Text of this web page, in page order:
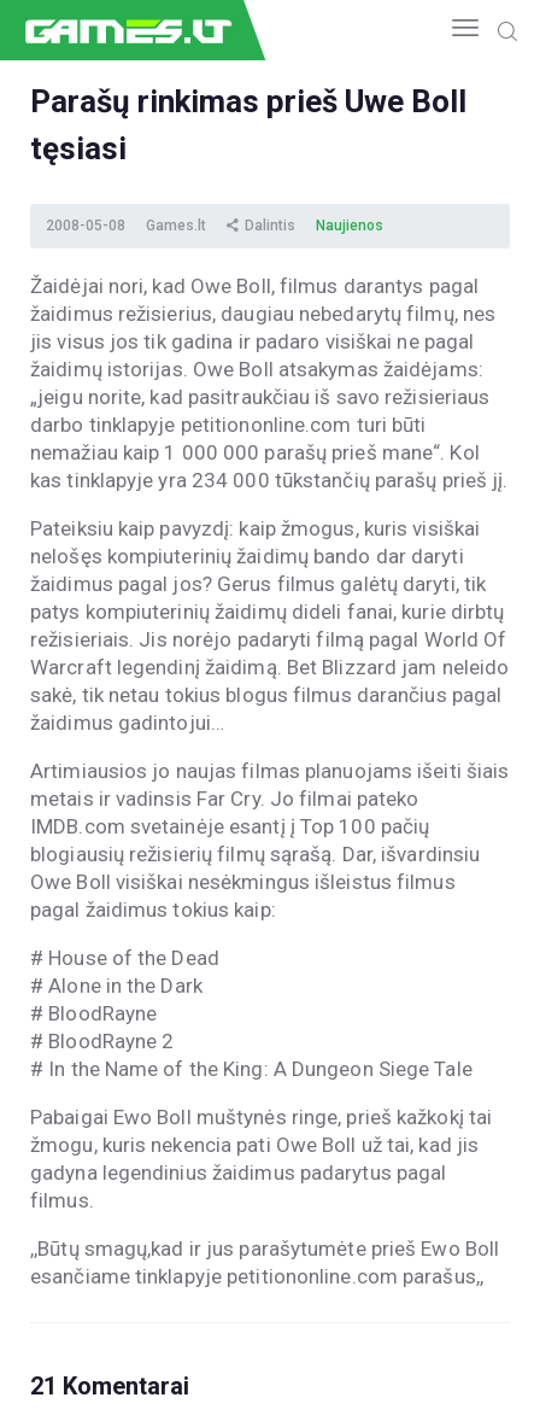
NAUJIENOS
ESPORTAS
VIDEO
APŽVALGOS
ŽAIDIMAI
Parašų rinkimas prieš Uwe Boll
tęsiasi
2008-05-08 Games.lt Dalintis Naujienos
Žaidėjai nori, kad Owe Boll, filmus darantys pagal
žaidimus režisierius, daugiau nebedarytų filmų, nes
jis visus jos tik gadina ir padaro visiškai ne pagal
žaidimų istorijas. Owe Boll atsakymas žaidėjams:
„jeigu norite, kad pasitraukčiau iš savo režisieriaus
darbo tinklapyje petitiononline.com turi būti
nemažiau kaip 1 000 000 parašų prieš mane“. Kol
kas tinklapyje yra 234 000 tūkstančių parašų prieš jį.
Pateiksiu kaip pavyzdį: kaip žmogus, kuris visiškai
nelošęs kompiuterinių žaidimų bando dar daryti
žaidimus pagal jos? Gerus filmus galėtų daryti, tik
patys kompiuterinių žaidimų dideli fanai, kurie dirbtų
režisieriais. Jis norėjo padaryti filmą pagal World Of
Warcraft legendinį žaidimą. Bet Blizzard jam neleido
sakė, tik netau tokius blogus filmus darančius pagal
žaidimus gadintojui…
Artimiausios jo naujas filmas planuojams išeiti šiais
metais ir vadinsis Far Cry. Jo filmai pateko
IMDB.com svetainėje esantį į Top 100 pačių
blogiausių režisierių filmų sąrašą. Dar, išvardinsiu
Owe Boll visiškai nesėkmingus išleistus filmus
pagal žaidimus tokius kaip:
# House of the Dead
# Alone in the Dark
# BloodRayne
# BloodRayne 2
# In the Name of the King: A Dungeon Siege Tale
Pabaigai Ewo Boll muštynės ringe, prieš kažkokį tai
žmogu, kuris nekencia pati Owe Boll už tai, kad jis
gadyna legendinius žaidimus padarytus pagal
filmus.
,,Būtų smagų,kad ir jus parašytumėte prieš Ewo Boll
esančiame tinklapyje petitiononline.com parašus,,
21 Komentarai